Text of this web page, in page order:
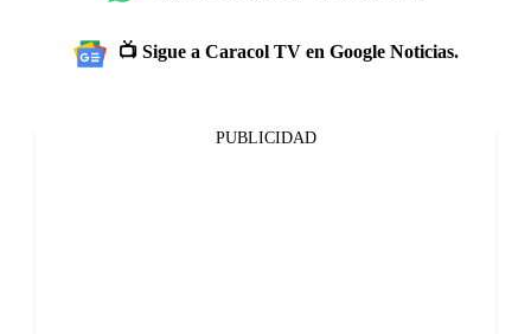
📺 Sigue a Caracol TV en Google Noticias.
PUBLICIDAD